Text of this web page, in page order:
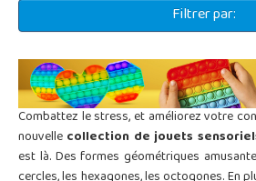
Filtrer par:
Combattez le stress, et améliorez votre
nouvellecollection de jouets
est là. Des formes géométriques